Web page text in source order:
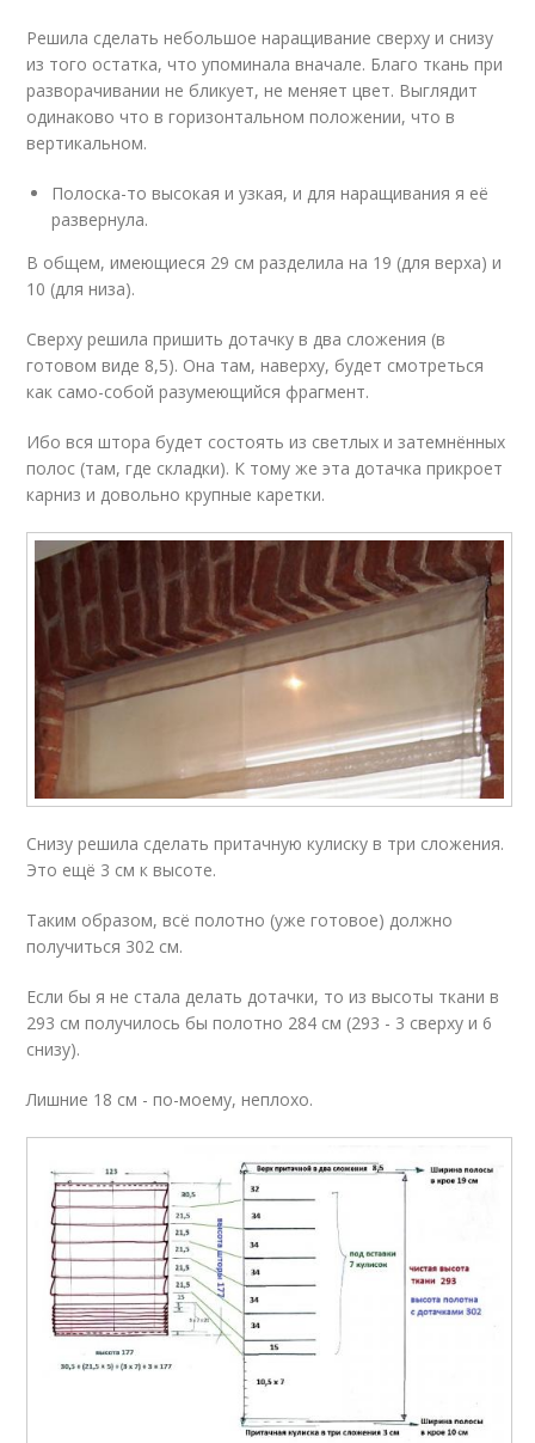
Решила сделать небольшое наращивание сверху и снизу
из того остатка, что упоминала вначале. Благо ткань при
разворачивании не бликует, не меняет цвет. Выглядит
одинаково что в горизонтальном положении, что в
вертикальном.
Полоска-то высокая и узкая, и для наращивания я её
развернула.
В общем, имеющиеся 29 см разделила на 19 (для верха) и
10 (для низа).
Сверху решила пришить дотачку в два сложения (в
готовом виде 8,5). Она там, наверху, будет смотреться
как само-собой разумеющийся фрагмент.
Ибо вся штора будет состоять из светлых и затемнённых
полос (там, где складки). К тому же эта дотачка прикроет
карниз и довольно крупные каретки.
Снизу решила сделать притачную кулиску в три сложения.
Это ещё 3 см к высоте.
Таким образом, всё полотно (уже готовое) должно
получиться 302 см.
Если бы я не стала делать дотачки, то из высоты ткани в
293 см получилось бы полотно 284 см (293 - 3 сверху и 6
снизу).
Лишние 18 см - по-моему, неплохо.